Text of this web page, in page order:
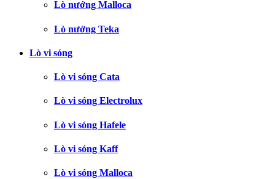
Lò nướng Malloca
Lò nướng Teka
Lò vi sóng
Lò vi sóng Cata
Lò vi sóng Electrolux
Lò vi sóng Hafele
Lò vi sóng Kaff
Lò vi sóng Malloca